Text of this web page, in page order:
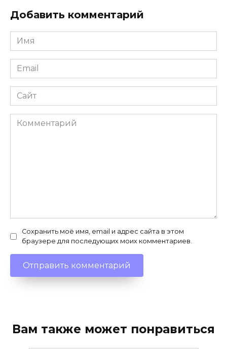
Добавить комментарий
Имя
*
Email
*
Сайт
Комментарий
Сохранить моё имя, email и адрес сайта в этом
браузере для последующих моих комментариев.
Вам также может понравиться